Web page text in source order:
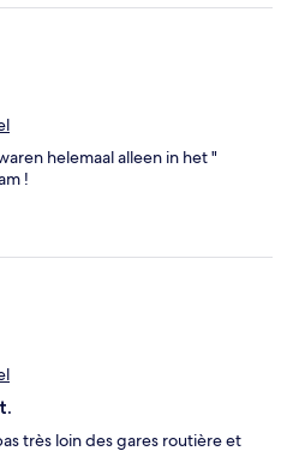
helemaal alleen in het "
!
très loin des gares routière et